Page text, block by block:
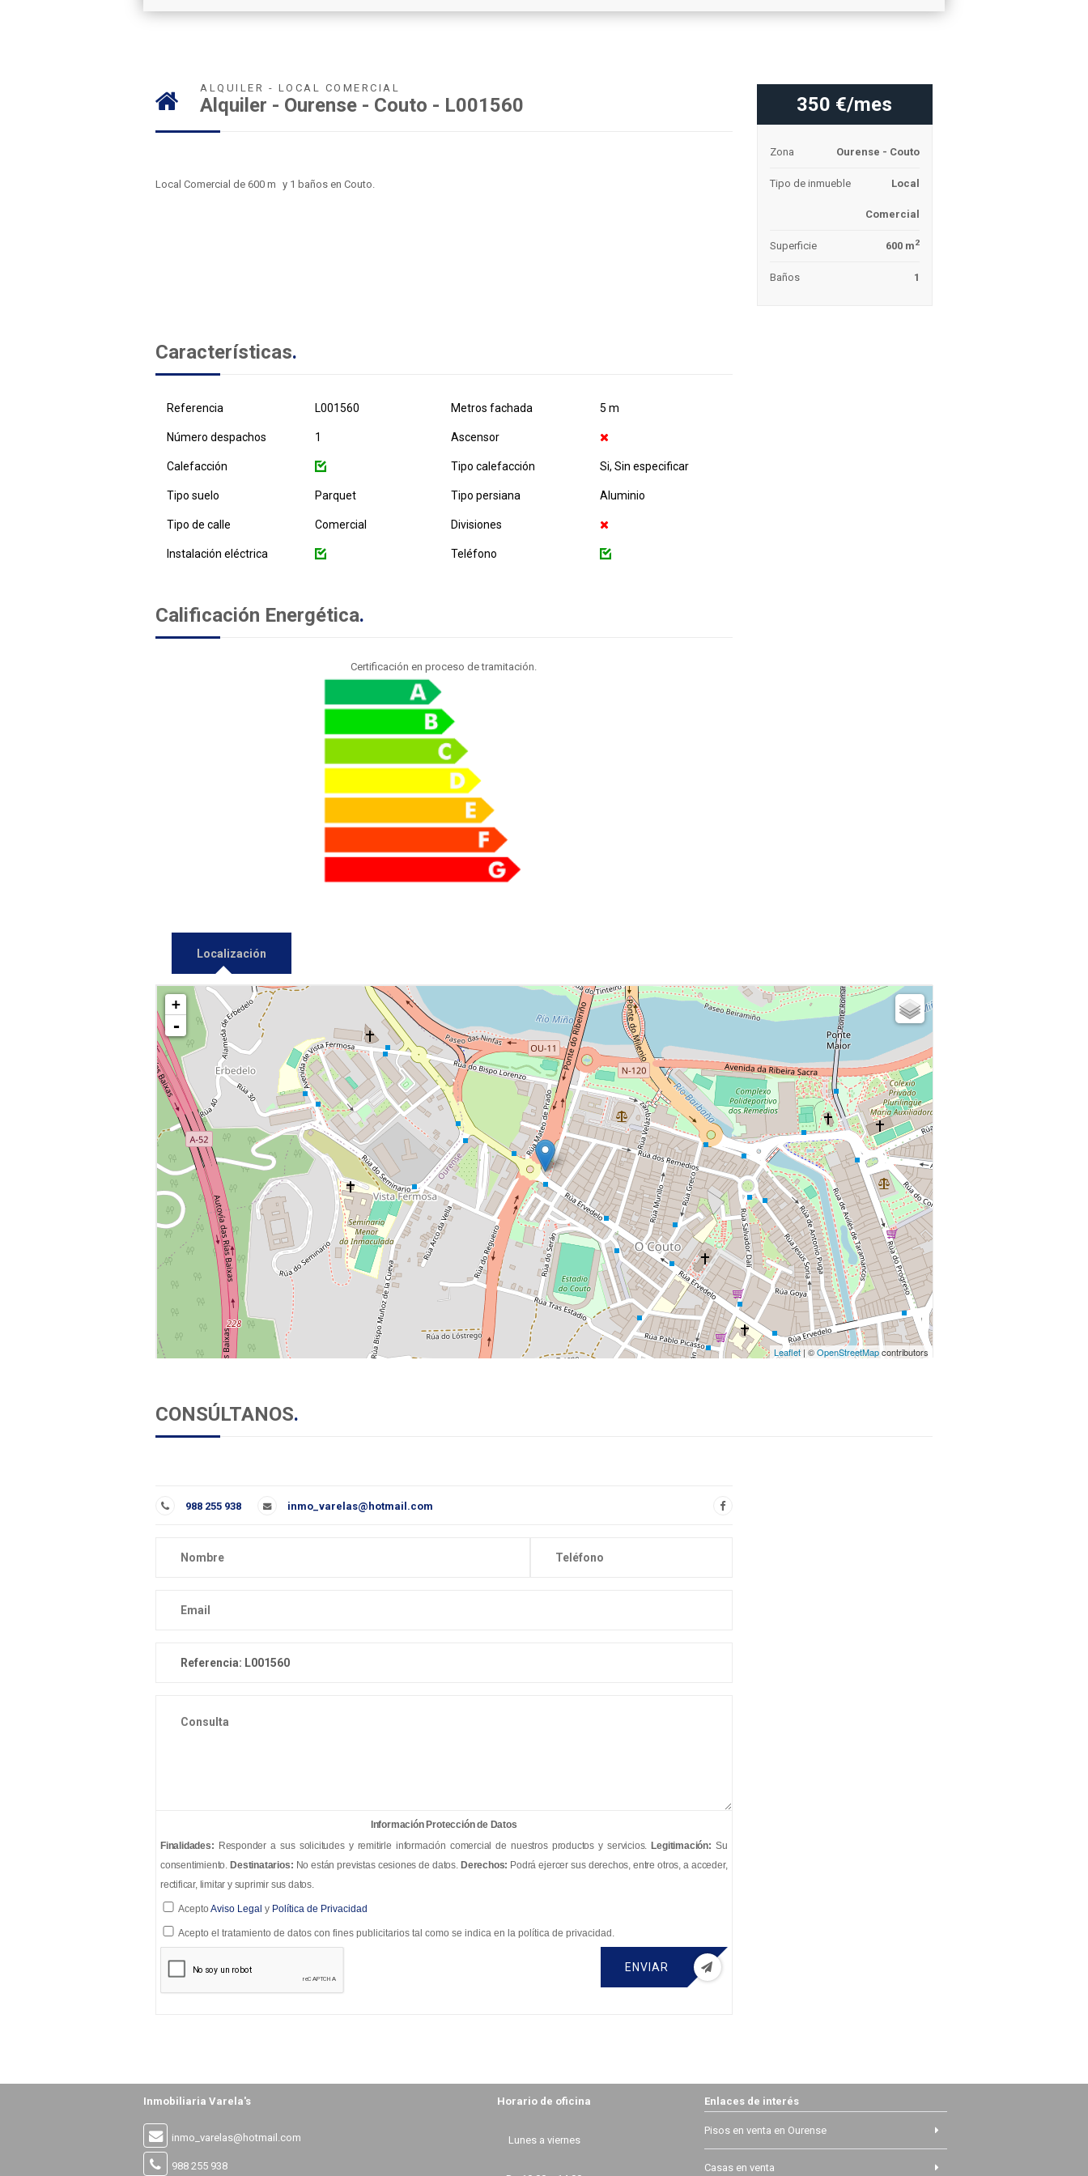
ALQUILER - LOCAL COMERCIAL
Alquiler - Ourense - Couto - L001560
Local Comercial de 600 m y 1 baños en Couto.
350 €/mes
Zona Ourense - Couto
Tipo de inmueble Local
Comercial
Superficie 600 m2
Baños 1
Características.
Referencia L001560 Metros fachada 5 m
Número despachos 1 Ascensor
Calefacción Tipo calefacción Si, Sin especificar
Tipo suelo Parquet Tipo persiana Aluminio
Tipo de calle Comercial Divisiones
Instalación eléctrica Teléfono
Calificación Energética.
Certificación en proceso de tramitación.
Localización
+
-
Leaflet | ©OpenStreetMapcontributors
CONSÚLTANOS.
988 255 938 inmo_varelas@hotmail.com
Información Protección de Datos
Finalidades: Responder a sus solicitudes y remitirle información comercial de nuestros productos y servicios. Legitimación: Su
consentimiento. Destinatarios: No están previstas cesiones de datos. Derechos: Podrá ejercer sus derechos, entre otros, a acceder,
rectificar, limitar y suprimir sus datos.
Acepto Aviso Legal y Política de Privacidad
Acepto el tratamiento de datos con fines publicitarios tal como se indica en la política de privacidad.
ENVIAR
Inmobiliaria Varela's
inmo_varelas@hotmail.com
988 255 938
Horario de oficina
Lunes a viernes
Enlaces de interés
Pisos en venta en Ourense
Casas en venta